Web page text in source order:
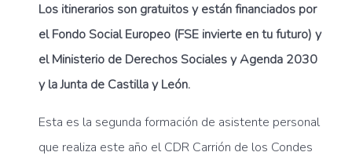
Los itinerarios son gratuitos y están financiados por
el Fondo Social Europeo (FSE invierte en tu futuro) y
el Ministerio de Derechos Sociales y Agenda 2030
y la Junta de Castilla y León.
Esta es la segunda formación de asistente personal
que realiza este año el CDR Carrión de los Condes